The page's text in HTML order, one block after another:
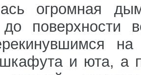
огромная
до
и юта, а